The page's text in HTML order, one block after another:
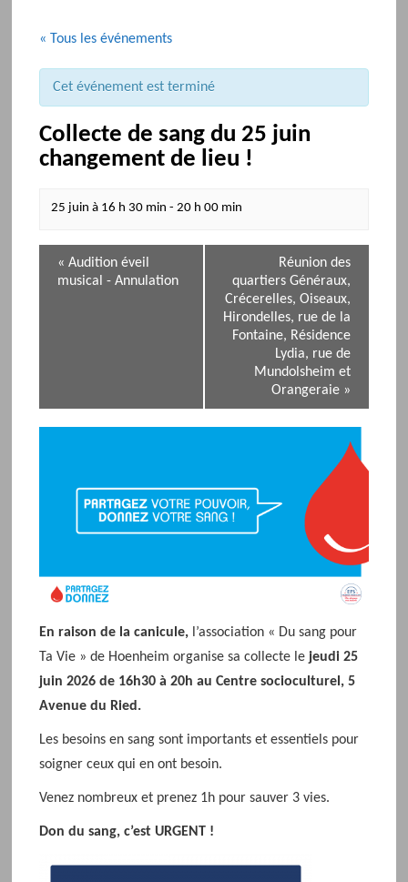
« Tous les événements
Cet événement est terminé
Collecte de sang du 25 juin
changement de lieu !
25 juin à 16 h 30 min -20 h 00 min
i
o
v
n
e
e
n
t
« Audition éveil
musical - Annulation
Réunion des
quartiers Généraux,
Crécerelles, Oiseaux,
Hirondelles, rue de la
Fontaine, Résidence
Lydia, rue de
Mundolsheim et
Orangeraie »
En raison de la canicule, l’association « Du sang pour
Ta Vie » de Hoenheim organise sa collecte lejeudi 25
juin 2026 de 16h30 à 20h au Centre socioculturel, 5
Avenue du Ried.
Les besoins en sang sont importants et essentiels pour
soigner ceux qui en ont besoin.
Venez nombreux et prenez 1h pour sauver 3 vies.
Don du sang, c’est URGENT !